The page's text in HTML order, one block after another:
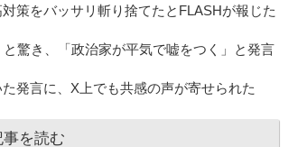
対策をバッサリ斬り捨てたとFLASHが報じた
と驚き、「政治家が平気で嘘をつく」と発言
発言に、X上でも共感の声が寄せられた
事を読む